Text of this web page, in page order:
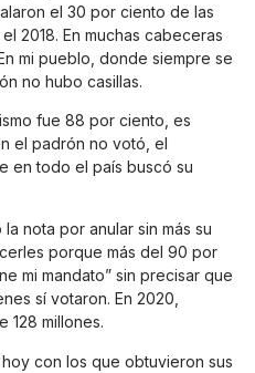
el 30 por ciento de las
2018. En muchas cabeceras
mi pueblo, donde siempre se
no hubo casillas.
fue 88 por ciento, es
el padrón no votó, el
en todo el país buscó su
nota por anular sin más su
porque más del 90 por
mi mandato” sin precisar que
sí votaron. En 2020,
128 millones.
con los que obtuvieron sus